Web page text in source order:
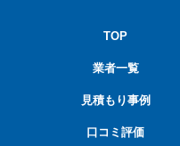
TOP
業者一覧
見積もり事例
口コミ評価